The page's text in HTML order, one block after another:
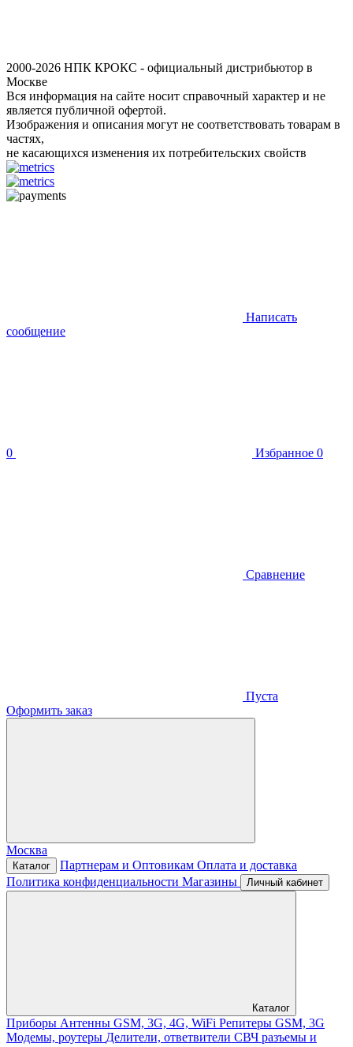
2000-2026 НПК КРОКС - официальный дистрибьютор в
Москве
Вся информация на сайте носит справочный характер и не
является публичной офертой.
Изображения и описания могут не соответствовать товарам в
частях,
не касающихся изменения их потребительских свойств
Написать
сообщение
0 Избранное 0
Сравнение
Пуста
Оформить заказ
Москва
Каталог Партнерам и Оптовикам Оплата и доставка
Политика конфиденциальности Магазины Личный кабинет
Каталог
Приборы Антенны GSM, 3G, 4G, WiFi Репитеры GSM, 3G
Модемы, роутеры Делители, ответвители СВЧ разъемы и